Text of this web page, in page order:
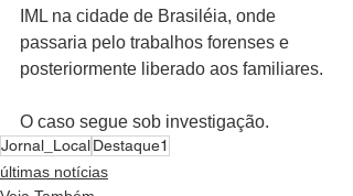
IML na cidade de Brasiléia, onde
passaria pelo trabalhos forenses e
posteriormente liberado aos familiares.
O caso segue sob investigação.
Jornal_LocalDestaque1
últimas notícias